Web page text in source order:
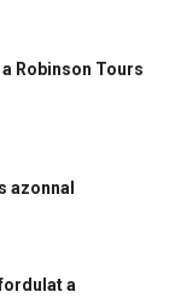
Robinson Tours
azonnal
a